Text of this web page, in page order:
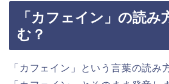
「カフェイン」の読み
む？
「カフェイン」という言葉の読み